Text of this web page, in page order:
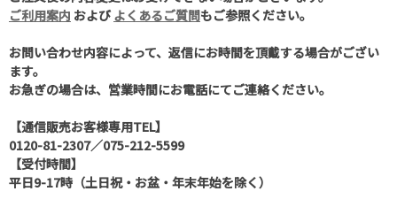
ご利用案内 および よくあるご質問もご参照ください。
お問い合わせ内容によって、返信にお時間を頂戴する場合がござい
ます。
お急ぎの場合は、営業時間にお電話にてご連絡ください。
【通信販売お客様専用TEL】
0120-81-2307／075-212-5599
【受付時間】
平日9-17時（土日祝・お盆・年末年始を除く）